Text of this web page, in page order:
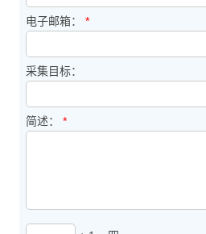
电子邮箱： *
采集目标：
简述： *